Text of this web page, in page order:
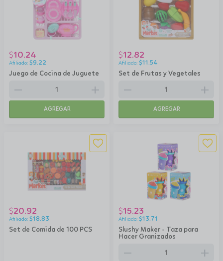
Juego de Cocina de Juguete
$10.24
$9.22
remove add
AGREGAR
Set de Frutas y Vegetales
$12.82
$11.54
remove add
AGREGAR
Set de Comida de 100 PCS
$20.92
$18.83
Slushy Maker - Taza para
Hacer Granizados
$15.23
$13.71
remove add